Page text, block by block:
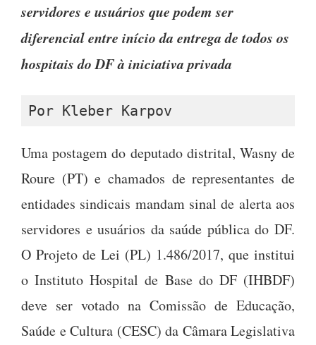
servidores e usuários que podem ser
diferencial entre início da entrega de todos os
hospitais do DF à iniciativa privada
Por Kleber Karpov
Uma postagem do deputado distrital, Wasny de
Roure (PT) e chamados de representantes de
entidades sindicais mandam sinal de alerta aos
servidores e usuários da saúde pública do DF.
O Projeto de Lei (PL) 1.486/2017, que institui
o Instituto Hospital de Base do DF (IHBDF)
deve ser votado na Comissão de Educação,
Saúde e Cultura (CESC) da Câmara Legislativa